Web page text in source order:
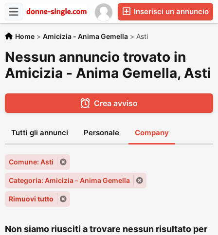
Inserisci un annuncio
Home > Amicizia - Anima Gemella > Asti
Nessun annuncio trovato in
Amicizia - Anima Gemella, Asti
Crea avviso
Tutti gli annunci Personale Company
Comune: Asti
Categoria: Amicizia - Anima Gemella
Rimuovi tutto
Non siamo riusciti a trovare nessun risultato per